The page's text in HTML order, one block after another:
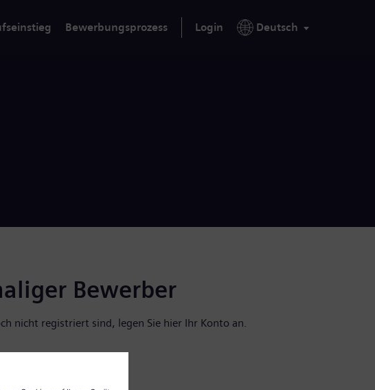
Bewerbungsprozess Login Deutsch
Bewerber
nicht registriert sind, legen Sie hier Ihr Konto an.